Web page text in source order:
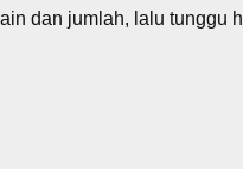
dan jumlah, lalu tunggu